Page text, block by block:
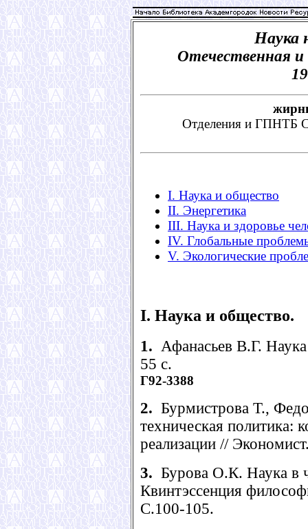
Наука
Отечественная
Отделения и ГПНТБ
I. Наука и общество
II. Энергетика
III. Наука и здоровье
IV. Глобальные
V. Экологические
I. Наука и общество.
1. Афанасьев В.Г.
55 с.
Г92-3388
2. Бурмистрова Т.,
техническая политика:
реализации //
3. Бурова О.К. Наука в
Квинтэссенция
С.100-105.